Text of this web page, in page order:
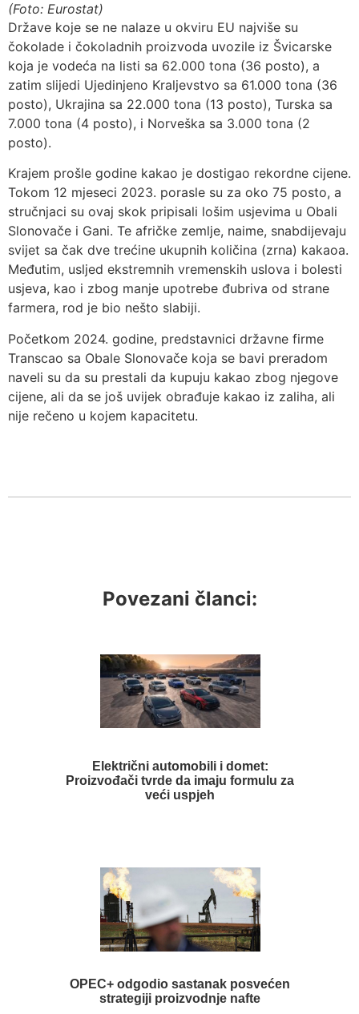
(Foto: Eurostat)
Države koje se ne nalaze u okviru EU najviše su
čokolade i čokoladnih proizvoda uvozile iz Švicarske
koja je vodeća na listi sa 62.000 tona (36 posto), a
zatim slijedi Ujedinjeno Kraljevstvo sa 61.000 tona (36
posto), Ukrajina sa 22.000 tona (13 posto), Turska sa
7.000 tona (4 posto), i Norveška sa 3.000 tona (2
posto).
Krajem prošle godine kakao je dostigao rekordne cijene.
Tokom 12 mjeseci 2023. porasle su za oko 75 posto, a
stručnjaci su ovaj skok pripisali lošim usjevima u Obali
Slonovače i Gani. Te afričke zemlje, naime, snabdijevaju
svijet sa čak dve trećine ukupnih količina (zrna) kakaoa.
Međutim, usljed ekstremnih vremenskih uslova i bolesti
usjeva, kao i zbog manje upotrebe đubriva od strane
farmera, rod je bio nešto slabiji.
Početkom 2024. godine, predstavnici državne firme
Transcao sa Obale Slonovače koja se bavi preradom
naveli su da su prestali da kupuju kakao zbog njegove
cijene, ali da se još uvijek obrađuje kakao iz zaliha, ali
nije rečeno u kojem kapacitetu.
Povezani članci:
Električni automobili i domet:
Proizvođači tvrde da imaju formulu za
veći uspjeh
OPEC+ odgodio sastanak posvećen
strategiji proizvodnje nafte